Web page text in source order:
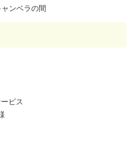
ンベラの間
ビス